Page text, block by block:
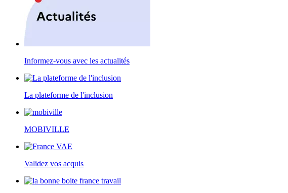
Informez-vous avec les actualités
La plateforme de l'inclusion
MOBIVILLE
Validez vos acquis